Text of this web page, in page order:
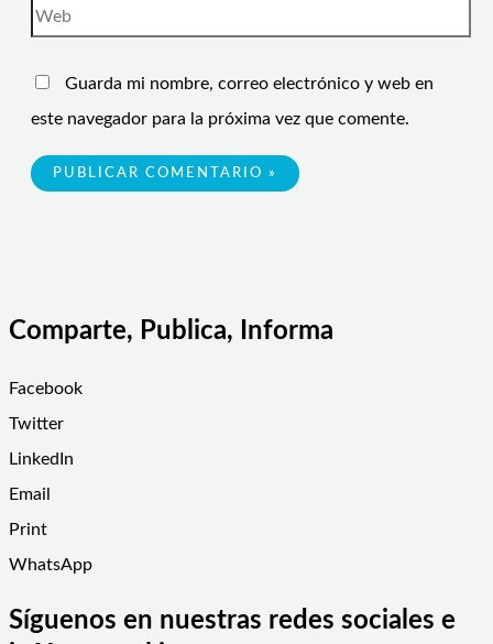
Guarda mi nombre, correo electrónico y web en
este navegador para la próxima vez que comente.
Comparte, Publica, Informa
Facebook
Twitter
LinkedIn
Email
Print
WhatsApp
Síguenos en nuestras redes sociales e